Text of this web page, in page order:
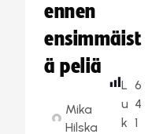
ennen
ensimmäist
ä peliä
Mika
Hilska
L
u
k
6
4
1